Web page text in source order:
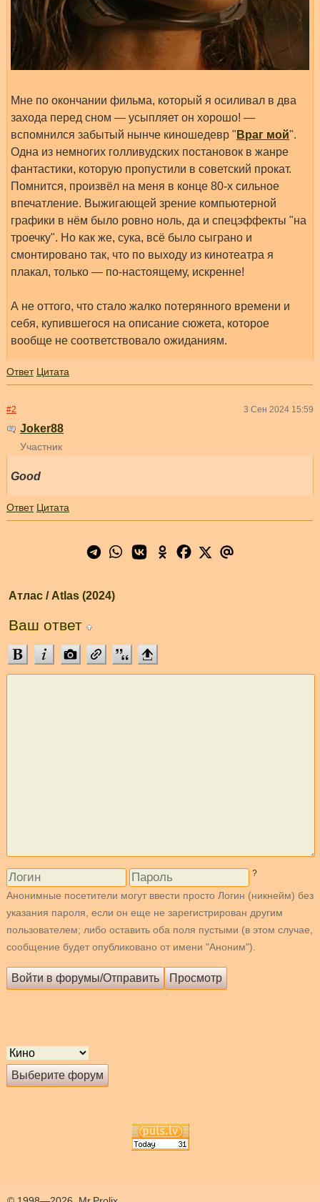
Мне по окончании фильма, который я осиливал в два
захода перед сном — усыпляет он хорошо! —
вспомнился забытый нынче киношедевр " Враг мой".
Одна из немногих голливудских постановок в жанре
фантастики, которую пропустили в советский прокат.
Помнится, произвёл на меня в конце 80-х сильное
впечатление. Выжигающей зрение компьютерной
графики в нём было ровно ноль, да и спецэффекты "на
троечку". Но как же, сука, всё было сыграно и
смонтировано так, что по выходу из кинотеатра я
плакал, только — по-настоящему, искренне!
А не оттого, что стало жалко потерянного времени и
себя, купившегося на описание сюжета, которое
вообще не соответствовало ожиданиям.
Ответ Цитата
#2 3 Сен 2024 15:59
Joker88
Участник
Good
Ответ Цитата
Атлас / Atlas (2024)
Ваш ответ
?
Анонимные посетители могут ввести просто Логин (никнейм) без
указания пароля, если он еще не зарегистрирован другим
пользователем; либо оставить оба поля пустыми (в этом случае,
сообщение будет опубликовано от имени "Аноним").